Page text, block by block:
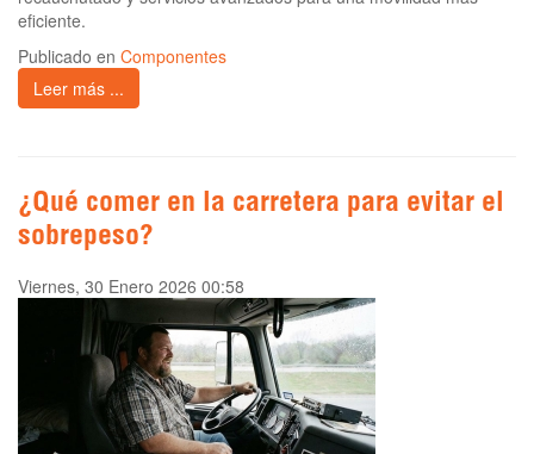
eficiente.
Publicado en Componentes
Leer más ...
¿Qué comer en la carretera para evitar el
sobrepeso?
Viernes, 30 Enero 2026 00:58